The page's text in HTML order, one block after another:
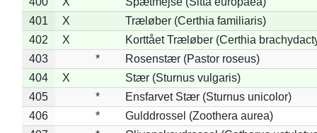
401
X
Træløber (Certhia familiaris)
402
X
Korttået Træløber (Certhia
403
*
Rosenstær (Pastor roseus)
404
X
Stær (Sturnus vulgaris)
405
*
Ensfarvet Stær (Sturnus unicolor)
406
*
Gulddrossel (Zoothera aurea)